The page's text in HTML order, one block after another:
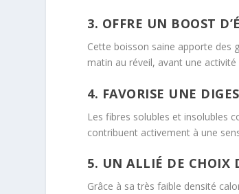
3. OFFRE UN BOOST
Cette boisson saine apporte des
matin au réveil, avant une
4. FAVORISE UNE
Les fibres solubles et insolubles
contribuent activement à une
5. UN ALLIÉ DE CHOIX
Grâce à sa très faible densité